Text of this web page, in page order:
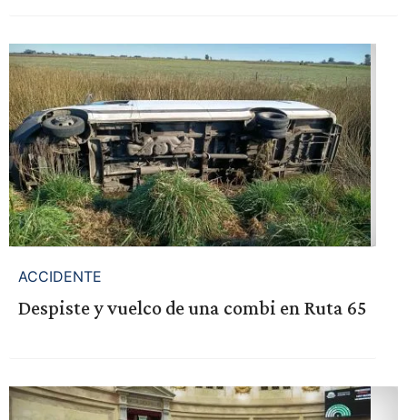
ACCIDENTE
Despiste y vuelco de una combi en Ruta 65